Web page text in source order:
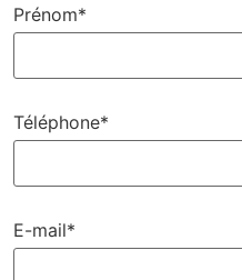
Prénom*
Téléphone*
E-mail*